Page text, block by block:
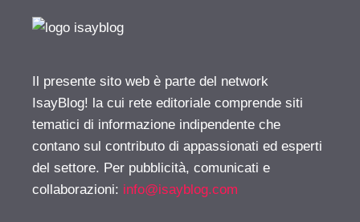
Il presente sito web è parte del network
IsayBlog! la cui rete editoriale comprende siti
tematici di informazione indipendente che
contano sul contributo di appassionati ed esperti
del settore. Per pubblicità, comunicati e
collaborazioni: info@isayblog.com